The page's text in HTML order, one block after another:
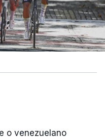
o venezuelano